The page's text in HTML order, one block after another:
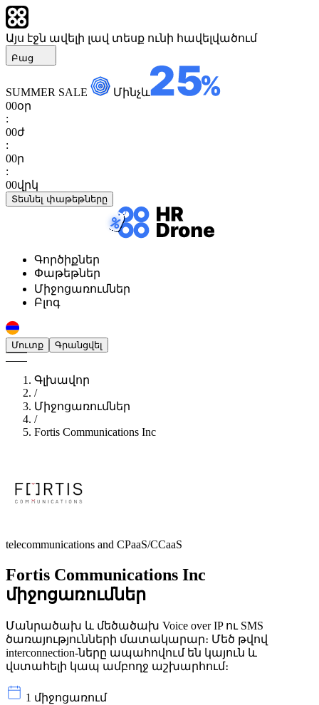
Այս էջն ավելի լավ տեսք ունի հավելվածում
Բաց
SUMMER SALE
Մինչև
00օր
:
00ժ
:
00ր
:
00վրկ
Տեսնել փաթեթները
Գործիքներ
Փաթեթներ
Միջոցառումներ
Բլոգ
Մուտք Գրանցվել
Գլխավոր
/
Միջոցառումներ
/
Fortis Communications Inc
telecommunications and CPaaS/CCaaS
Fortis Communications Inc
միջոցառումներ
Մանրածախ և մեծածախ Voice over IP ու SMS
ծառայությունների մատակարար։ Մեծ թվով
interconnection-ները ապահովում են կայուն և
վստահելի կապ ամբողջ աշխարհում։
1 միջոցառում